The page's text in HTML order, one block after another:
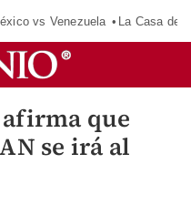
vs Venezuela La Casa de
afirma que
se irá al